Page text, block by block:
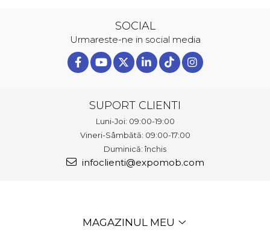
SOCIAL
Urmareste-ne in social media
SUPORT CLIENTI
Luni-Joi: 09:00-19:00
Vineri-Sâmbătă: 09:00-17:00
Duminică: închis
infoclienti@expomob.com
MAGAZINUL MEU